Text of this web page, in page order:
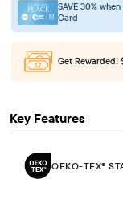
SAVE 30%
Card
Get Rewarded!
Key Features
OEKO-TEX®